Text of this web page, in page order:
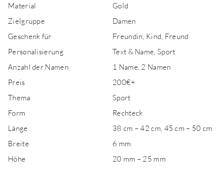
Material
Gold
Zielgruppe
Damen
Geschenk für
Freundin, Kind, Freund
Personalisierung
Text & Name, Sport
Anzahl der Namen
1 Name, 2 Namen
Preis
200€+
Thema
Sport
Form
Rechteck
Länge
38 cm – 42 cm, 45 cm – 50 cm
Breite
6 mm
Höhe
20 mm – 25 mm